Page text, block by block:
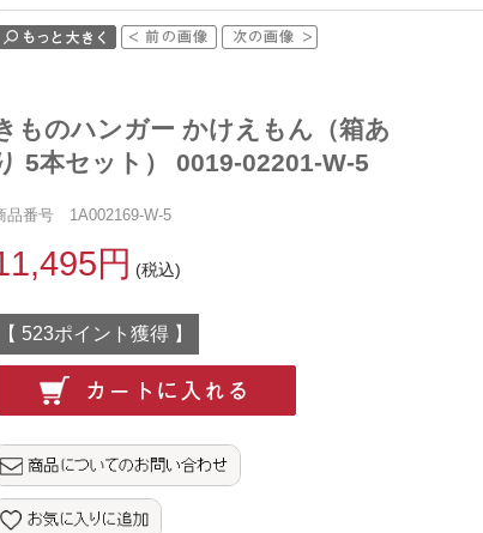
ものハンガー かけえもん（箱あ
5本セット） 0019-02201-W-5
品番号 1A002169-W-5
円 (税込)
【 523ポイント獲得 】